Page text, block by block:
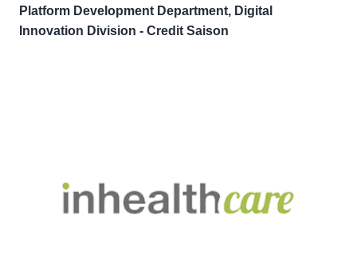
Platform Development Department, Digital
Innovation Division - Credit Saison